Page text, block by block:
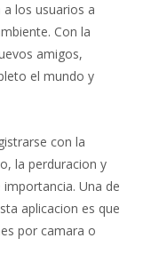
los usuarios a
Con la
amigos,
el mundo y
con la
la perduracion y
Una de
aplicacion es que
por camara o